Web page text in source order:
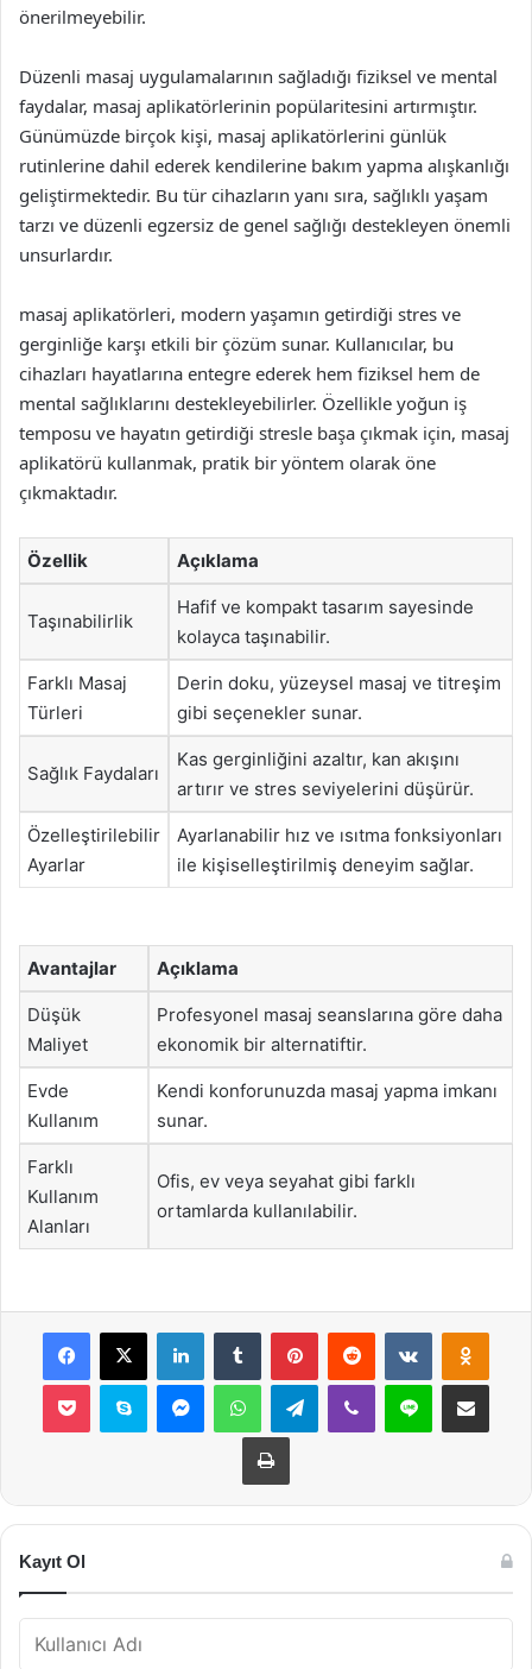
önerilmeyebilir.
Düzenli masaj uygulamalarının sağladığı fiziksel ve mental
faydalar, masaj aplikatörlerinin popülaritesini artırmıştır.
Günümüzde birçok kişi, masaj aplikatörlerini günlük
rutinlerine dahil ederek kendilerine bakım yapma alışkanlığı
geliştirmektedir. Bu tür cihazların yanı sıra, sağlıklı yaşam
tarzı ve düzenli egzersiz de genel sağlığı destekleyen önemli
unsurlardır.
masaj aplikatörleri, modern yaşamın getirdiği stres ve
gerginliğe karşı etkili bir çözüm sunar. Kullanıcılar, bu
cihazları hayatlarına entegre ederek hem fiziksel hem de
mental sağlıklarını destekleyebilirler. Özellikle yoğun iş
temposu ve hayatın getirdiği stresle başa çıkmak için, masaj
aplikatörü kullanmak, pratik bir yöntem olarak öne
çıkmaktadır.
Özellik Açıklama
Taşınabilirlik
Hafif ve kompakt tasarım sayesinde
kolayca taşınabilir.
Farklı Masaj
Türleri
Derin doku, yüzeysel masaj ve titreşim
gibi seçenekler sunar.
Sağlık Faydaları
Kas gerginliğini azaltır, kan akışını
artırır ve stres seviyelerini düşürür.
Özelleştirilebilir
Ayarlar
Ayarlanabilir hız ve ısıtma fonksiyonları
ile kişiselleştirilmiş deneyim sağlar.
Avantajlar Açıklama
Düşük
Maliyet
Profesyonel masaj seanslarına göre daha
ekonomik bir alternatiftir.
Evde
Kullanım
Kendi konforunuzda masaj yapma imkanı
sunar.
Farklı
Kullanım
Alanları
Ofis, ev veya seyahat gibi farklı
ortamlarda kullanılabilir.
Facebook
X LinkedInTumblr PinterestReddit VKontakte
Pocket Skype MessengerWhatsAppTelegramViber Line E-Posta ile
Yazdır
Kayıt Ol